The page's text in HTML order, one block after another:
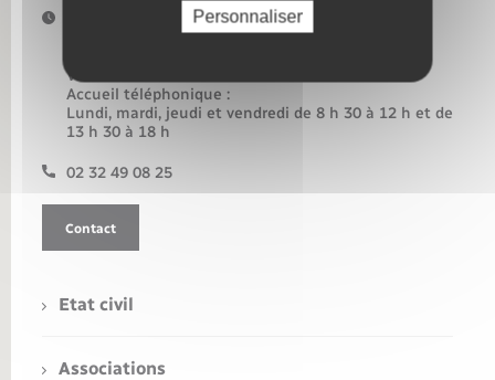
Sécurité - Prévention
Seniors
Transports
Voirie et espace public
Horaires d'ouverture :
Lundi et mardi de 14 h à 18 h
Vendredi de 14 h à 18 h 30
Accueil téléphonique :
Lundi, mardi, jeudi et vendredi de 8 h 30 à 12 h et de
13 h 30 à 18 h
02 32 49 08 25
Contact
Etat civil
Associations
Personnaliser